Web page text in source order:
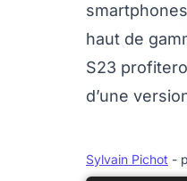
haut de
S23
d’une
Sylvain Pichot -